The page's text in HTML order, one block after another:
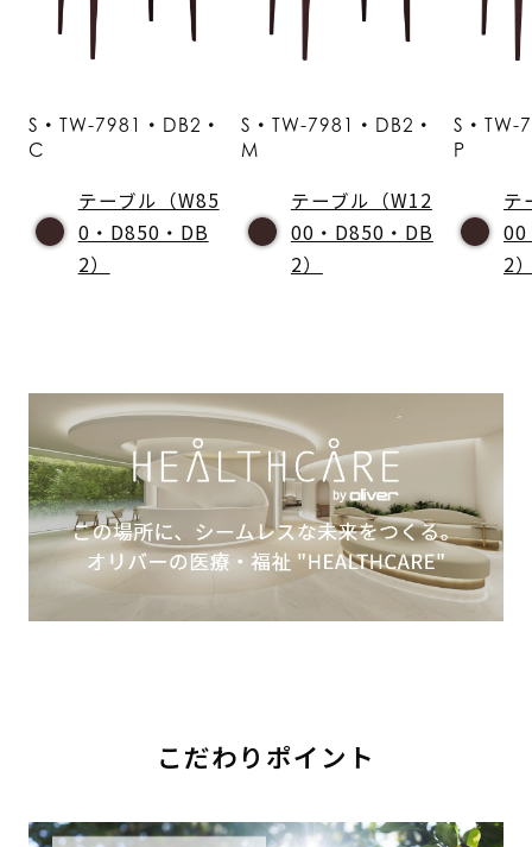
S・TW-7981・DB2・
C
テーブル（W85
0・D850・DB
2）
S・TW-7981・DB2・
M
テーブル（W12
00・D850・DB
2）
S・TW-
P
テ
00
2
こだわりポイント